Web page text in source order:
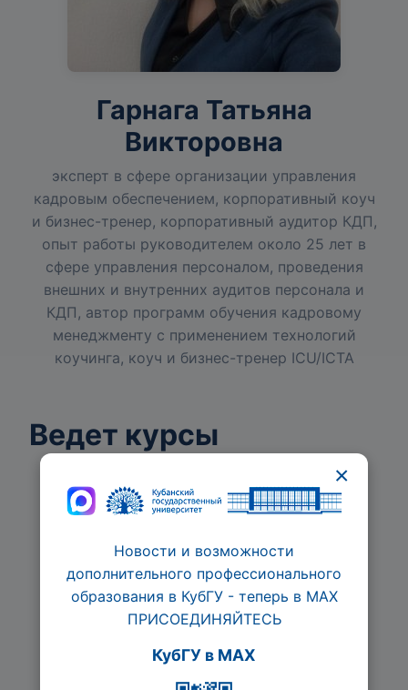
Гарнага Татьяна
Викторовна
эксперт в сфере организации управления
кадровым обеспечением, корпоративный коуч
и бизнес-тренер, корпоративный аудитор КДП,
опыт работы руководителем около 25 лет в
сфере управления персоналом, проведения
внешних и внутренних аудитов персонала и
КДП, автор программ обучения кадровому
менеджменту с применением технологий
коучинга, коуч и бизнес-тренер ICU/ICTA
Ведет курсы
Повышение эффективности
и прибыльности компании
×
Новости и возможности
дополнительного профессионального
образования в КубГУ - теперь в МАХ
ПРИСОЕДИНЯЙТЕСЬ
КубГУ в MAX